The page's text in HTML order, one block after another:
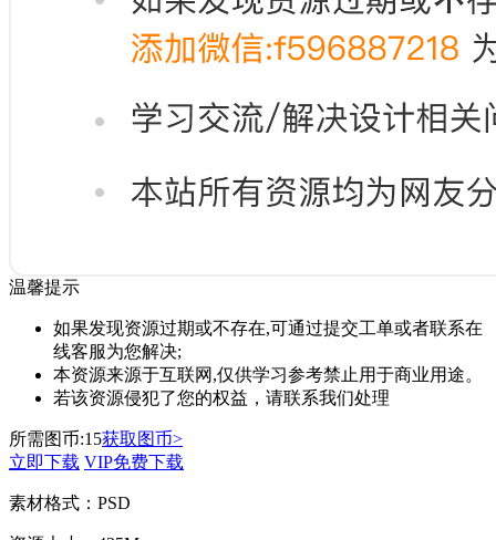
温馨提示
如果发现资源过期或不存在,可通过提交工单或者联系在
线客服为您解决;
本资源来源于互联网,仅供学习参考禁止用于商业用途。
若该资源侵犯了您的权益，请联系我们处理
所需图币:15获取图币>
立即下载 VIP免费下载
素材格式： PSD